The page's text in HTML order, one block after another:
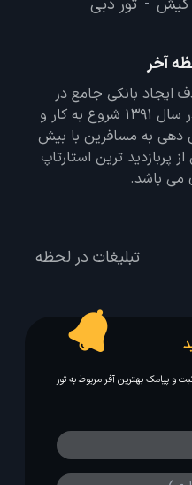
آخر
ایجاد بانکی جامع در
تمامی زمینه های گردشگری در سال 1391 شروع به کار و
سرویس دهی به مسافرین با بیش
پربازدید ترین استارتاپ
می باشد.
تبلیغات در لحظه
و پیامک بهترین آفر مربوط به تور